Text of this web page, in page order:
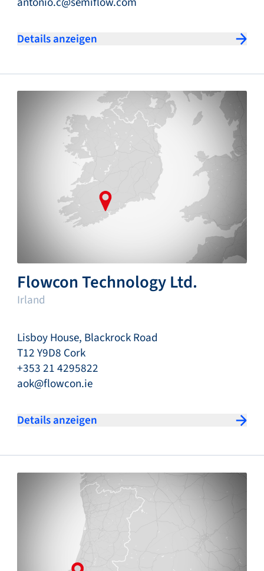
Details anzeigen
Flowcon Technology Ltd.
Irland
Lisboy House, Blackrock Road
T12 Y9D8 Cork
+353 21 4295822
aok@flowcon.ie
Details anzeigen